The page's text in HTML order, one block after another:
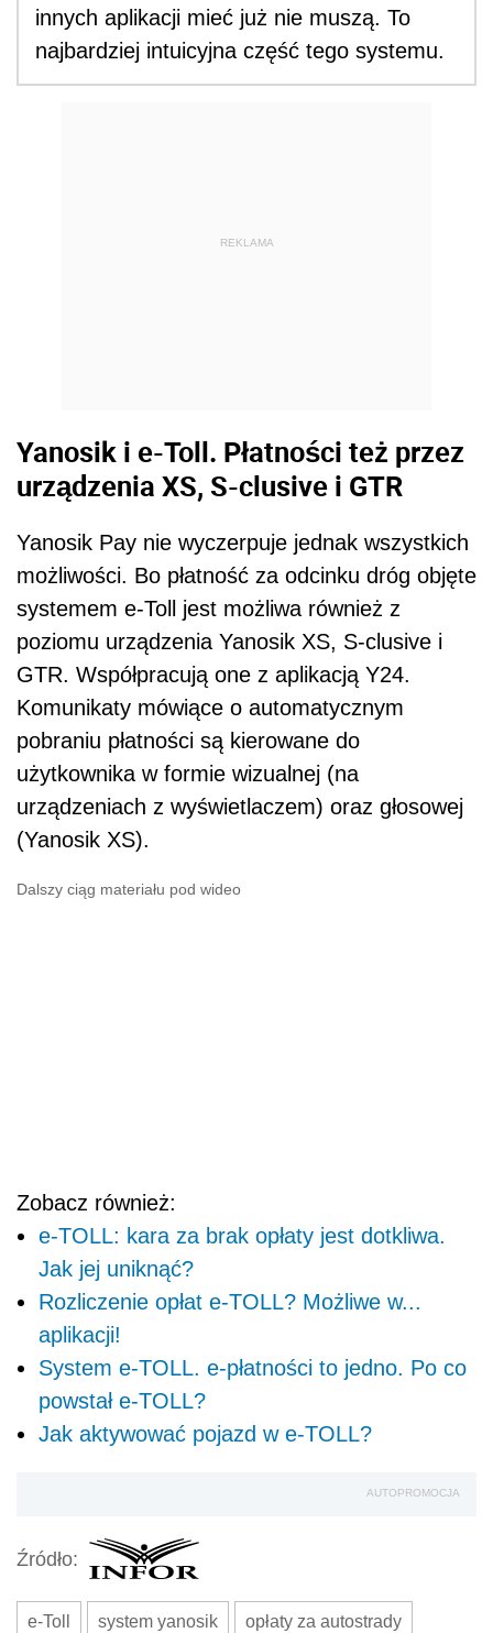
innych aplikacji mieć już nie muszą. To
najbardziej intuicyjna część tego systemu.
REKLAMA
Yanosik i e-Toll. Płatności też przez
urządzenia XS, S-clusive i GTR
Yanosik Pay nie wyczerpuje jednak wszystkich
możliwości. Bo płatność za odcinku dróg objęte
systemem e-Toll jest możliwa również z
poziomu urządzenia Yanosik XS, S-clusive i
GTR. Współpracują one z aplikacją Y24.
Komunikaty mówiące o automatycznym
pobraniu płatności są kierowane do
użytkownika w formie wizualnej (na
urządzeniach z wyświetlaczem) oraz głosowej
(Yanosik XS).
Dalszy ciąg materiału pod wideo
Zobacz również:
e-TOLL: kara za brak opłaty jest dotkliwa.
Jak jej uniknąć?
Rozliczenie opłat e-TOLL? Możliwe w...
aplikacji!
System e-TOLL. e-płatności to jedno. Po co
powstał e-TOLL?
Jak aktywować pojazd w e-TOLL?
AUTOPROMOCJA
Źródło:
e-Toll system yanosik opłaty za autostrady